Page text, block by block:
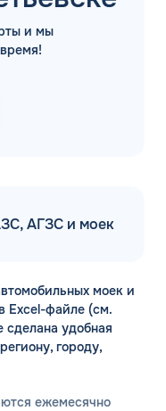
и мы
АГЗС и моек
моек и
Excel-файле (см.
сделана удобная
городу,
ежемесячно